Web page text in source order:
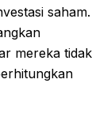
saham.
mereka tidak